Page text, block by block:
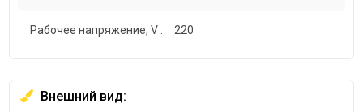
Рабочее напряжение, V : 220
Внешний вид: